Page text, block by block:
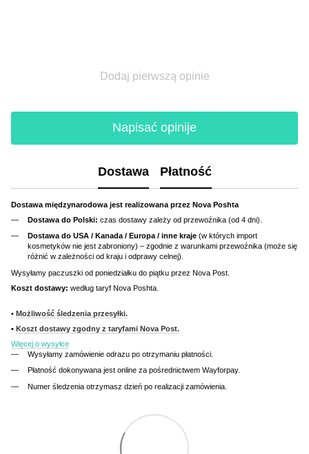
Dodaj pierwszą opinie
Napisać opinije
Dostawa Płatność
Dostawa międzynarodowa jest realizowana przez Nova Poshta
Dostawa do Polski: czas dostawy zależy od przewoźnika (od 4 dni).
Dostawa do USA / Kanada / Europa / inne kraje (w których import
kosmetyków nie jest zabroniony) – zgodnie z warunkami przewoźnika (może się
różnić w zależności od kraju i odprawy celnej).
Wysyłamy paczuszki od poniedziałku do piątku przez Nova Post.
Koszt dostawy: według taryf Nova Poshta.
• Możliwość śledzenia przesyłki.
• Koszt dostawy zgodny z taryfami Nova Post.
Więcej o wysyłce
Wysyłamy zamówienie odrazu po otrzymaniu płatności.
Płatność dokonywana jest online za pośrednictwem Wayforpay.
Numer śledzenia otrzymasz dzień po realizacji zamówienia.